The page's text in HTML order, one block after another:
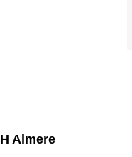
Almere